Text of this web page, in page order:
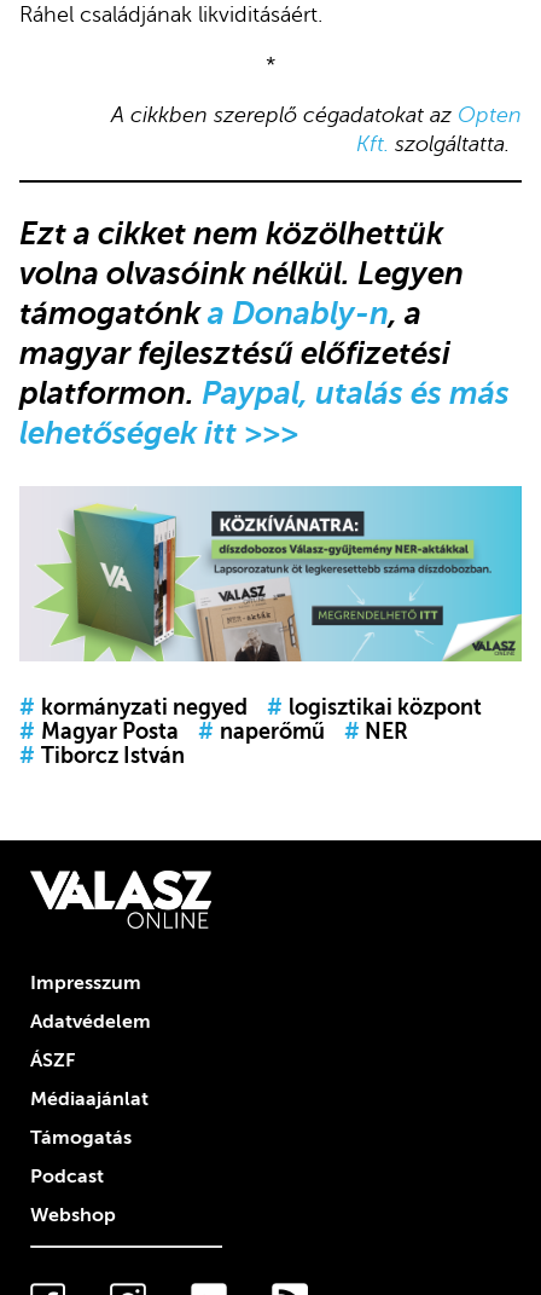
Ráhel családjának likviditásáért.
*
A cikkben szereplő cégadatokat az Opten
Kft. szolgáltatta.
Ezt a cikket nem közölhettük
volna olvasóink nélkül. Legyen
támogatónka Donably-n, a
magyar fejlesztésű előfizetési
platformon. Paypal, utalás és más
lehetőségek itt >>>
# kormányzati negyed # logisztikai központ
# Magyar Posta # naperőmű # NER
# Tiborcz István
Impresszum
Adatvédelem
ÁSZF
Médiaajánlat
Támogatás
Podcast
Webshop